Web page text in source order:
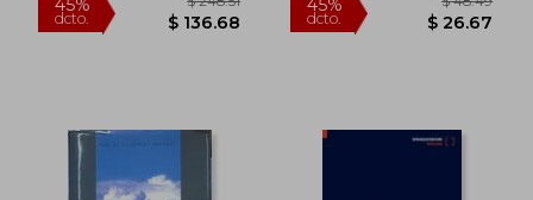
$ 30.15